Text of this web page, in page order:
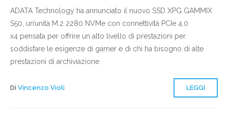
ADATA Technology ha annunciato il nuovo SSD XPG GAMMIX
S50, un’unità M.2 2280 NVMe con connettività PCIe 4.0
x4 pensata per offrire un alto livello di prestazioni per
soddisfare le esigenze di gamer e di chi ha bisogno di alte
prestazioni di archiviazione
Di Vincenzo Violi LEGGI